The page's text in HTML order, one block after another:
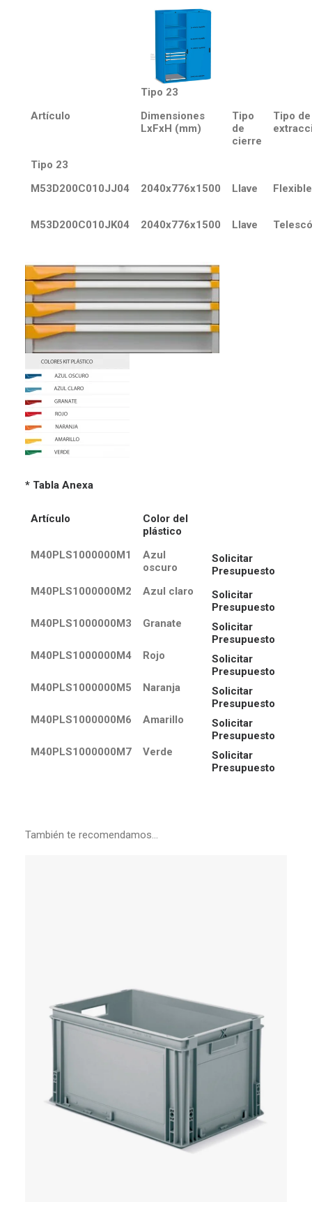
Tipo 23
Artículo
Dimensiones
LxFxH (mm)
Tipo
de
cierre
Tipo de
Tipo 23
M53D200C010JJ04
2040x776x1500 Llave Flexible
M53D200C010JK04 2040x776x1500 Llave
* Tabla Anexa
Artículo
Color del
plástico
M40PLS1000000M1
Azul
oscuro
Solicitar
Presupuesto
M40PLS1000000M2
Azul claro
Solicitar
Presupuesto
M40PLS1000000M3
Granate
Solicitar
Presupuesto
M40PLS1000000M4
Rojo
Solicitar
Presupuesto
M40PLS1000000M5
Naranja
Solicitar
Presupuesto
M40PLS1000000M6
Amarillo
Solicitar
Presupuesto
M40PLS1000000M7
Verde
Solicitar
Presupuesto
También te recomendamos…